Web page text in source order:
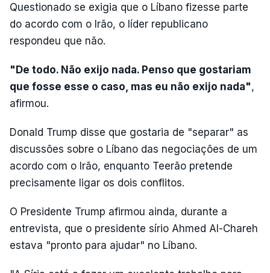
Questionado se exigia que o Líbano fizesse parte
do acordo com o Irão, o líder republicano
respondeu que não.
"De todo. Não exijo nada. Penso que gostariam
que fosse esse o caso, mas eu não exijo nada",
afirmou.
Donald Trump disse que gostaria de "separar" as
discussões sobre o Líbano das negociações de um
acordo com o Irão, enquanto Teerão pretende
precisamente ligar os dois conflitos.
O Presidente Trump afirmou ainda, durante a
entrevista, que o presidente sírio Ahmed Al-Chareh
estava "pronto para ajudar" no Líbano.